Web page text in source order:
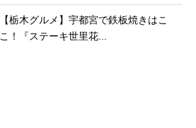
【栃木グルメ】宇都宮で鉄板焼きはこ
こ！『ステーキ世里花...